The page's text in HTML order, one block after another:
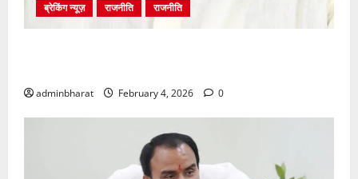
ब्रेकिंग न्यूज़
राजनीति राजनीति
adminbharat February 4, 2026 0